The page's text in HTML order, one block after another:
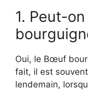
1. Peut-
Oui, le Bœuf
fait, il est
lendemain,